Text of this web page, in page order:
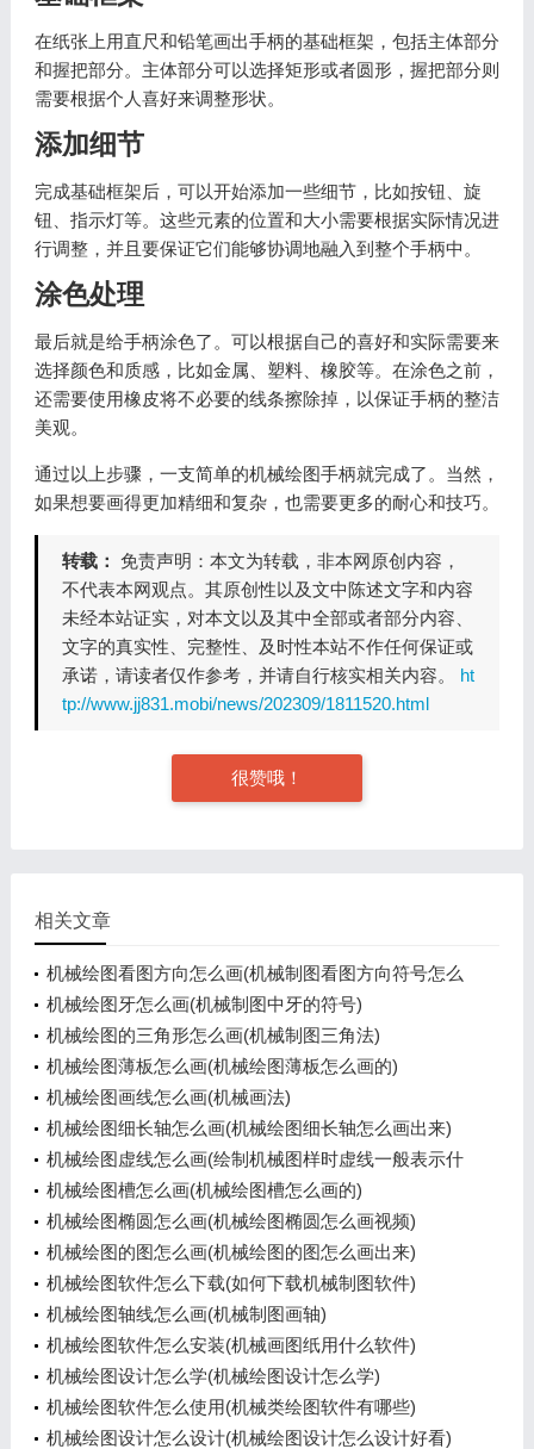
在纸张上用直尺和铅笔画出手柄的基础框架，包括主体部分
和握把部分。主体部分可以选择矩形或者圆形，握把部分则
需要根据个人喜好来调整形状。
添加细节
完成基础框架后，可以开始添加一些细节，比如按钮、旋
钮、指示灯等。这些元素的位置和大小需要根据实际情况进
行调整，并且要保证它们能够协调地融入到整个手柄中。
涂色处理
最后就是给手柄涂色了。可以根据自己的喜好和实际需要来
选择颜色和质感，比如金属、塑料、橡胶等。在涂色之前，
还需要使用橡皮将不必要的线条擦除掉，以保证手柄的整洁
美观。
通过以上步骤，一支简单的机械绘图手柄就完成了。当然，
如果想要画得更加精细和复杂，也需要更多的耐心和技巧。
转载： 免责声明：本文为转载，非本网原创内容，
不代表本网观点。其原创性以及文中陈述文字和内容
未经本站证实，对本文以及其中全部或者部分内容、
文字的真实性、完整性、及时性本站不作任何保证或
承诺，请读者仅作参考，并请自行核实相关内容。 ht
tp://www.jj831.mobi/news/202309/1811520.html
很赞哦！
相关文章
机械绘图看图方向怎么画(机械制图看图方向符号怎么
画)
机械绘图牙怎么画(机械制图中牙的符号)
机械绘图的三角形怎么画(机械制图三角法)
机械绘图薄板怎么画(机械绘图薄板怎么画的)
机械绘图画线怎么画(机械画法)
机械绘图细长轴怎么画(机械绘图细长轴怎么画出来)
机械绘图虚线怎么画(绘制机械图样时虚线一般表示什
么)
机械绘图槽怎么画(机械绘图槽怎么画的)
机械绘图椭圆怎么画(机械绘图椭圆怎么画视频)
机械绘图的图怎么画(机械绘图的图怎么画出来)
机械绘图软件怎么下载(如何下载机械制图软件)
机械绘图轴线怎么画(机械制图画轴)
机械绘图软件怎么安装(机械画图纸用什么软件)
机械绘图设计怎么学(机械绘图设计怎么学)
机械绘图软件怎么使用(机械类绘图软件有哪些)
机械绘图设计怎么设计(机械绘图设计怎么设计好看)